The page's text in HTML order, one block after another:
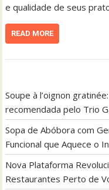
e qualidade de seus
READ MORE
Soupe à l’oignon
recomendada pelo Trio
Sopa de Abóbora com
Funcional que Aquece o
Nova Plataforma
Restaurantes Perto de